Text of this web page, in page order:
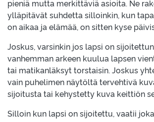
pieniä mutta merkittäviä asioita. Ne
ylläpitävät suhdetta silloinkin, kun
on aikaa ja elämää, on sitten kyse
Joskus, varsinkin jos lapsi on
vanhemman arkeen kuulua lapsen
tai matikanläksyt torstaisin. Joskus
vain puhelimen näytöltä tervehtivä
sijoitusta tai kehystetty kuva keittiön
Silloin kun lapsi on sijoitettu, vaatii